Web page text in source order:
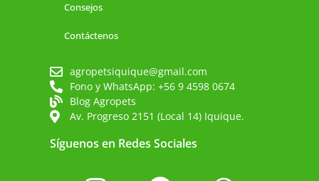
Consejos
Contáctenos
agropetsiquique@gmail.com
Fono y WhatsApp: +56 9 4598 0674
Blog Agropets
Av. Progreso 2151 (Local 14) Iquique.
Síguenos en Redes Sociales